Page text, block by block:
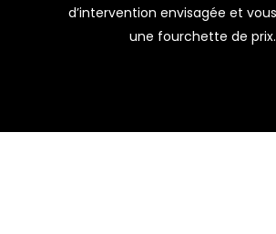
d’intervention envisagée et
une fourchette de prix.